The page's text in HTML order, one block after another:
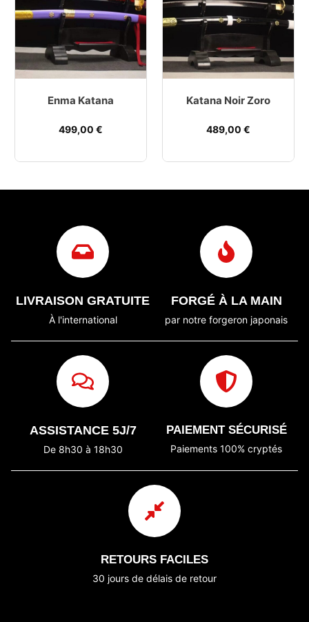
Enma Katana
499,00 €
Katana Noir Zoro
489,00 €
LIVRAISON GRATUITE
À l'international
FORGÉ À LA MAIN
par notre forgeron japonais
ASSISTANCE 5J/7
De 8h30 à 18h30
PAIEMENT SÉCURISÉ
Paiements 100% cryptés
RETOURS FACILES
30 jours de délais de retour